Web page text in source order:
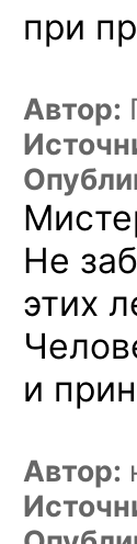
при
Автор:
Не
этих
и
Автор: